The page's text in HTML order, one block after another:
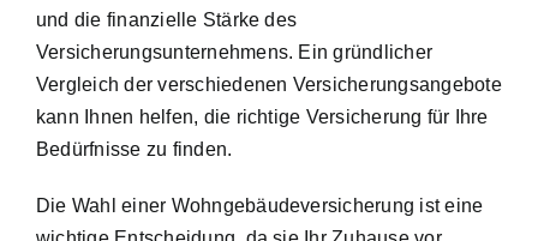
und die finanzielle Stärke des
Versicherungsunternehmens. Ein gründlicher
Vergleich der verschiedenen Versicherungsangebote
kann Ihnen helfen, die richtige Versicherung für Ihre
Bedürfnisse zu finden.
Die Wahl einer Wohngebäudeversicherung ist eine